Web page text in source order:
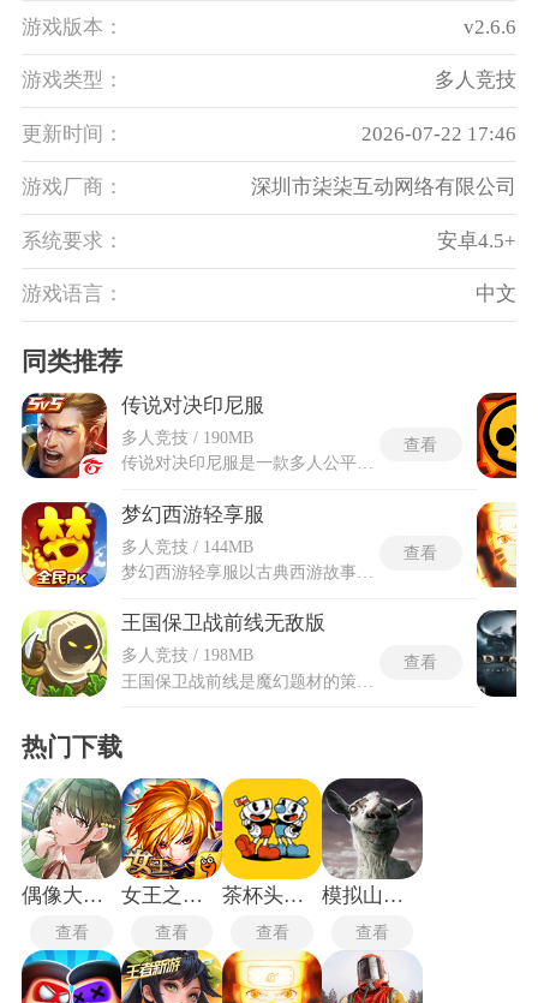
游戏版本： v2.6.6
游戏类型： 多人竞技
更新时间： 2026-07-22 17:46
游戏厂商： 深圳市柒柒互动网络有限公司
系统要求： 安卓4.5+
游戏语言： 中文
同类推荐
传说对决印尼服
多人竞技 / 190MB
传说对决印尼服是一款多人公平对抗的MOBA手游，游戏以快节奏团战与多元英雄玩法为核心，打造精致细腻的3D战场，技能特效华丽且战场光影效果出众，带来沉浸式视觉体验。传说对决印尼服是面向印尼及东南亚地区的，专为当地玩家定制内容与玩法，可与东南亚多国玩家同服竞技，体验本地化的MOBA对战氛围。游戏收录超百位风格迥异的英雄，融合DC经典角色与印尼本土英雄，每位英雄都有专属技能机制与定位。内置实时语音系统，方便队友快速沟通调整战术，还能结识东南亚各地好友，一起开黑上分，感受跨区域竞技的独特乐趣。
查看
梦幻西游轻享服
多人竞技 / 144MB
查看
王国保卫战前线无敌版
多人竞技 / 198MB
查看
热门下载
偶像大师闪耀色彩
查看
女王之刃手游
查看
茶杯头大冒险手游
查看
模拟山羊僵尸版
查看